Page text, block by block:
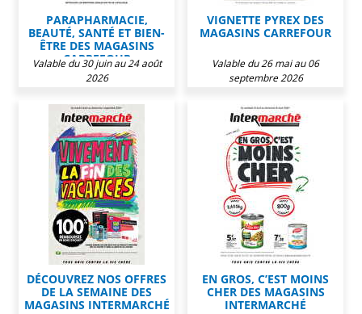
PARAPHARMACIE,
BEAUTÉ, SANTÉ ET BIEN-
ÊTRE DES MAGASINS
CARREFOUR
Valable du 30 juin au 24 août
2026
VIGNETTE PYREX DES
MAGASINS CARREFOUR
Valable du 26 mai au 06
septembre 2026
DÉCOUVREZ NOS OFFRES
DE LA SEMAINE DES
MAGASINS INTERMARCHÉ
EN GROS, C’EST MOINS
CHER DES MAGASINS
INTERMARCHÉ